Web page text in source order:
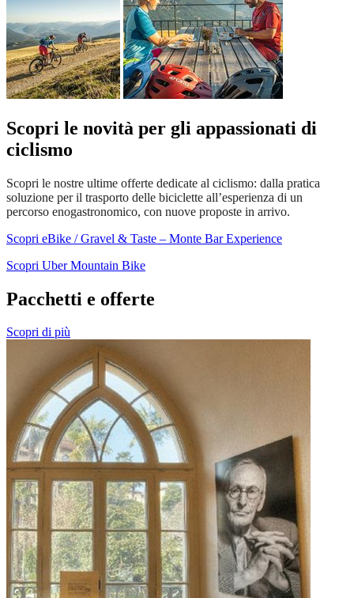
Scopri le novità per gli appassionati di
ciclismo
Scopri le nostre ultime offerte dedicate al ciclismo: dalla pratica
soluzione per il trasporto delle biciclette all’esperienza di un
percorso enogastronomico, con nuove proposte in arrivo.
Scopri eBike / Gravel & Taste – Monte Bar Experience
Scopri Uber Mountain Bike
Pacchetti e offerte
Scopri di più